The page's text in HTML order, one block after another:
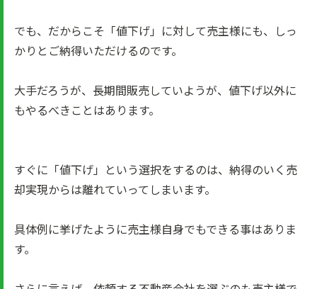
でも、だからこそ「値下げ」に対して売主様にも、しっ
かりとご納得いただけるのです。
大手だろうが、長期間販売していようが、値下げ以外に
もやるべきことはあります。
すぐに「値下げ」という選択をするのは、納得のいく売
却実現からは離れていってしまいます。
具体例に挙げたように売主様自身でもできる事はありま
す。